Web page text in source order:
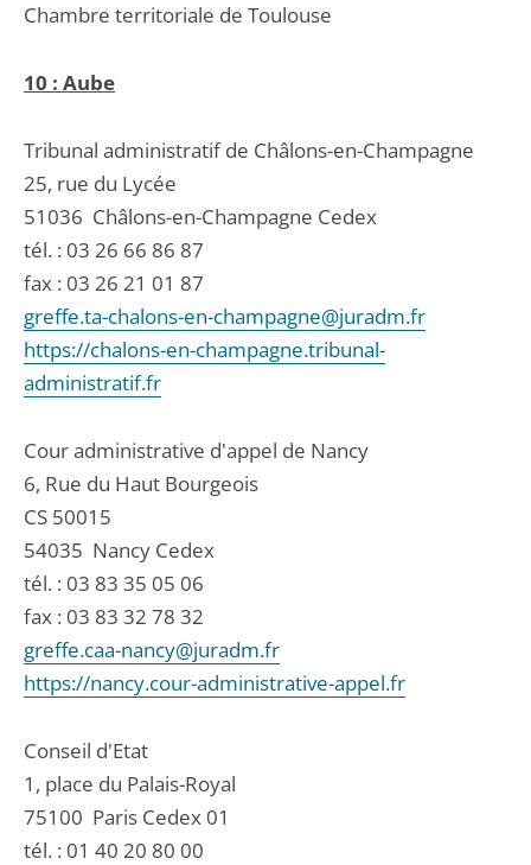
Chambre territoriale de Toulouse
10 : Aube
Tribunal administratif de Châlons-en-Champagne
25, rue du Lycée
51036 Châlons-en-Champagne Cedex
tél. : 03 26 66 86 87
fax : 03 26 21 01 87
greffe.ta-chalons-en-champagne@juradm.fr
https://chalons-en-champagne.tribunal-
administratif.fr
Cour administrative d'appel de Nancy
6, Rue du Haut Bourgeois
CS 50015
54035 Nancy Cedex
tél. : 03 83 35 05 06
fax : 03 83 32 78 32
greffe.caa-nancy@juradm.fr
https://nancy.cour-administrative-appel.fr
Conseil d'Etat
1, place du Palais-Royal
75100 Paris Cedex 01
tél. : 01 40 20 80 00